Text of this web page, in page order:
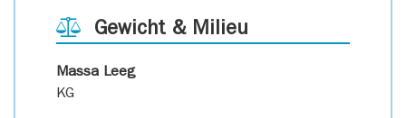
Gewicht & Milieu
Massa Leeg
KG